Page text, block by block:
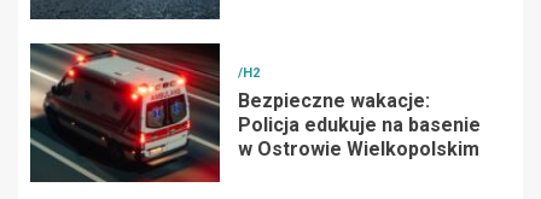
/H2
Bezpieczne wakacje:
Policja edukuje na basenie
w Ostrowie Wielkopolskim